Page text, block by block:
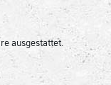
ausgestattet.